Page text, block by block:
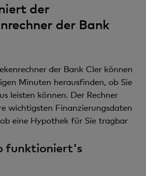
der
der Bank
der Bank Cler können
Minuten herausfinden, ob Sie
leisten können. Der Rechner
wichtigsten Finanzierungsdaten
eine Hypothek für Sie tragbar
funktioniert's